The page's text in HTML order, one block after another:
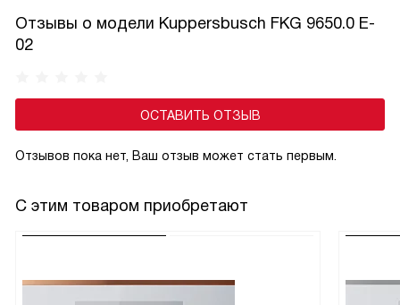
температуры.
Отзывы о модели Kuppersbusch FKG 9650.0 E-
02
ОСТАВИТЬ ОТЗЫВ
Отзывов пока нет, Ваш отзыв может стать первым.
С этим товаром приобретают